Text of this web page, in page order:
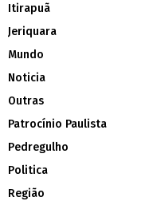
Itirapuã
Jeriquara
Mundo
Noticia
Outras
Patrocínio Paulista
Pedregulho
Politica
Região